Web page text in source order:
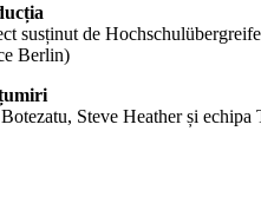
susținut de
Berlin)
Steve Heather și echipa